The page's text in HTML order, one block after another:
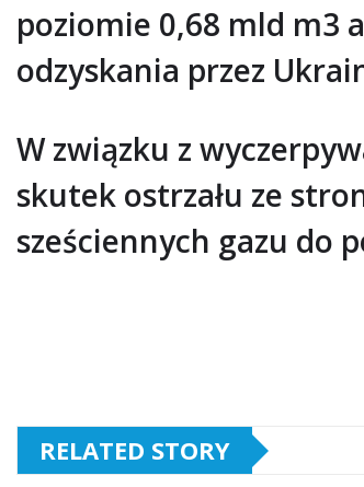
poziomie 0,68 mld m3
odzyskania przez
W związku z
skutek ostrzału ze
sześciennych gazu do
RELATED STORY